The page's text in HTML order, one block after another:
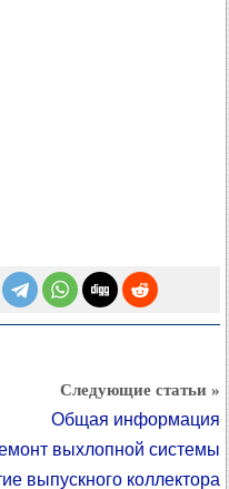
Следующие статьи »
Общая информация
выхлопной системы
выпускного коллектора